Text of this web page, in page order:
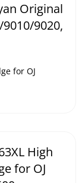
Original
9020,
for OJ
High
for OJ